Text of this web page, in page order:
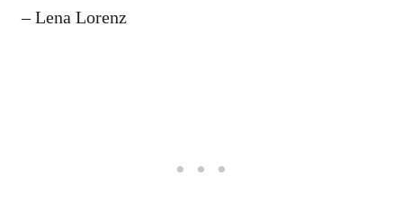
– Lena Lorenz